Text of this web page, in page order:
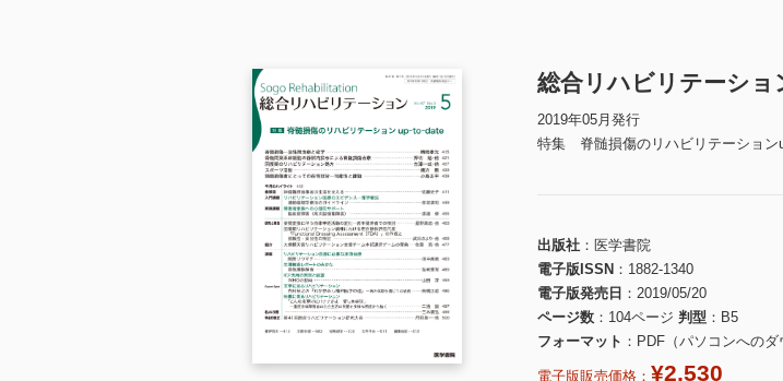
総合リハビリテーシ
2019年05月発行
特集 脊髄損傷のリハビリテーション
出版社
医学書院
電子版ISSN
1882-1340
電子版発売日
2019/05/20
ページ数
104ページ 判型
B5
フォーマット
PDF（パソコンへのダ
電子版販売価格： ¥2,530